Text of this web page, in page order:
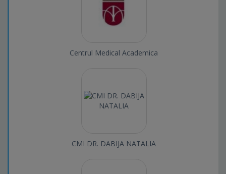
Centrul Medical Academica
CMI DR. DABIJA NATALIA